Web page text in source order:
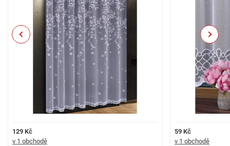
129 Kč
v 1 obchodě
59 Kč
v 1 obchodě
Previous Next